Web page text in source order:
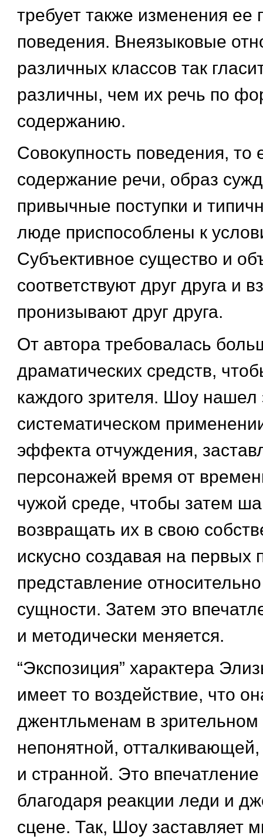
требует также изменения ее
поведения. Внеязыковые
различных классов так
различны, чем их речь по
содержанию.
Совокупность поведения, то
содержание речи, образ
привычные поступки и
люде приспособлены к
Субъективное существо и
соответствуют друг друга и
пронизывают друг друга.
От автора требовалась
драматических средств,
каждого зрителя. Шоу нашел
систематическом
эффекта отчуждения,
персонажей время от
чужой среде, чтобы затем
возвращать их в свою
искусно создавая на первых
представление
сущности. Затем это
и методически меняется.
“Экспозиция” характера
имеет то воздействие, что
джентльменам в зрительном
непонятной,
и странной. Это впечатление
благодаря реакции леди и
сцене. Так, Шоу заставляет